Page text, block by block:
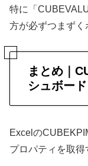
特に「
方が必ずつまずく
まとめ｜
シュボー
Excelの
プロパティを取得